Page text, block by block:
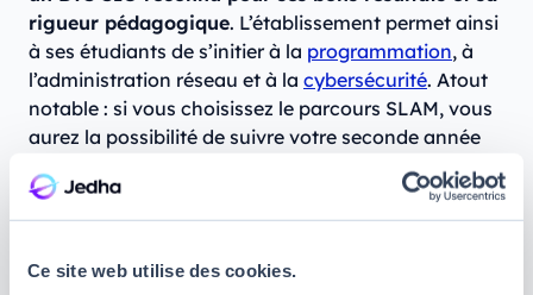
Ce site web utilise des cookies.
rigueur pédagogique. L’établissement permet ainsi
à ses étudiants de s’initier à la programmation, à
l’administration réseau et à la cybersécurité. Atout
notable : si vous choisissez le parcours SLAM, vous
aurez la possibilité de suivre votre seconde année
en alternance, ce qui peut constituer une excellente
porte d’entrée vers l’emploi.
formation publique sérieuse.